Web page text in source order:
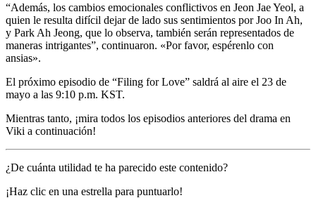
“Además, los cambios emocionales conflictivos en Jeon Jae Yeol, a
quien le resulta difícil dejar de lado sus sentimientos por Joo In Ah,
y Park Ah Jeong, que lo observa, también serán representados de
maneras intrigantes”, continuaron. «Por favor, espérenlo con
ansias».
El próximo episodio de “Filing for Love” saldrá al aire el 23 de
mayo a las 9:10 p.m. KST.
Mientras tanto, ¡mira todos los episodios anteriores del drama en
Viki a continuación!
¿De cuánta utilidad te ha parecido este contenido?
¡Haz clic en una estrella para puntuarlo!